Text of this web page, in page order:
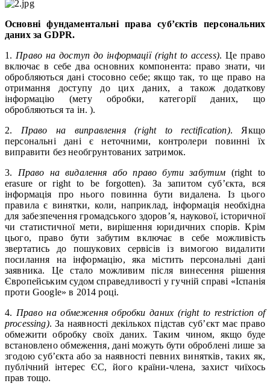
Основні фундаментальні права суб’єктів персональних
даних за GDPR.
1. Право на доступ до інформації (right to access). Це право
включає в себе два основних компонента: право знати, чи
обробляються дані стосовно себе; якщо так, то ще право на
отримання доступу до цих даних, а також додаткову
інформацію (мету обробки, категорії даних, що
обробляються та ін. ).
2. Право на виправлення (right to rectification). Якщо
персональні дані є неточними, контролери повинні їх
виправити без необгрунтованих затримок.
3. Право на видалення або право бути забутим (right to
erasure or right to be forgotten). За запитом суб’єкта, вся
інформація про нього повинна бути видалена. Із цього
правила є винятки, коли, наприклад, інформація необхідна
для забезпечення громадського здоров’я, наукової, історичної
чи статистичної мети, вирішення юридичних спорів. Крім
цього, право бути забутим включає в себе можливість
звертатись до пошукових сервісів із вимогою видалити
посилання на інформацію, яка містить персональні дані
заявника. Це стало можливим після винесення рішення
Європейським судом справедливості у гучній справі «Іспанія
проти Google» в 2014 році.
4. Право на обмеження обробки даних (right to restriction of
processing). За наявності декількох підстав суб’єкт має право
обмежити обробку своїх даних. Таким чином, якщо буде
встановлено обмеження, дані можуть бути оброблені лише за
згодою суб’єкта або за наявності певних винятків, таких як,
публічний інтерес ЄС, його країни-члена, захист чиїхось
прав тощо.